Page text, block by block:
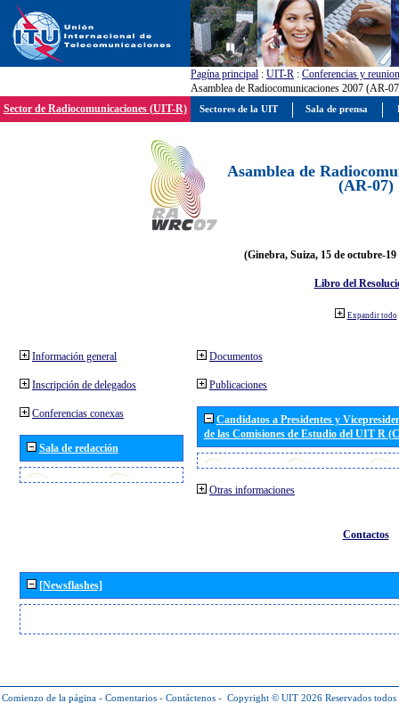
Pagína principal : UIT-R : Conferencias y
Asamblea de Radiocomunicaciones 2007 (AR-
Sector de Radiocomunicaciones (UIT-R)
Asamblea de
(AR-07)
(Ginebra, Suiza, 15 de octubre-19
Libro del
Expandir todo
Información general
Inscripción de delegados
Conferencias conexas
Sala de redacción
Documentos
Publicaciones
Candidatos a Presidentes y
de las Comisiones de Estudio del UIT R
Otras informaciones
Contactos
[Newsflashes]
Comienzo de la página - Comentarios - Contáctenos - Copyright © UIT 2026 Reservados todos
Sectores de la UIT Sala de prensa